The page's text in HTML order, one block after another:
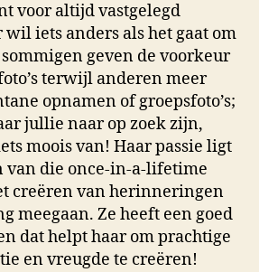
voor altijd vastgelegd
iets anders als het gaat om
geven de voorkeur
terwijl anderen meer
opnamen of groepsfoto’s;
jullie naar op zoek zijn,
moois van! Haar passie ligt
van die once-in-a-lifetime
creëren van herinneringen
meegaan. Ze heeft een goed
dat helpt haar om prachtige
en vreugde te creëren!